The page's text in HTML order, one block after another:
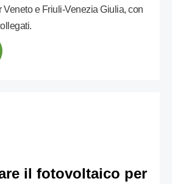
Veneto e Friuli-Venezia Giulia, con
il fotovoltaico per